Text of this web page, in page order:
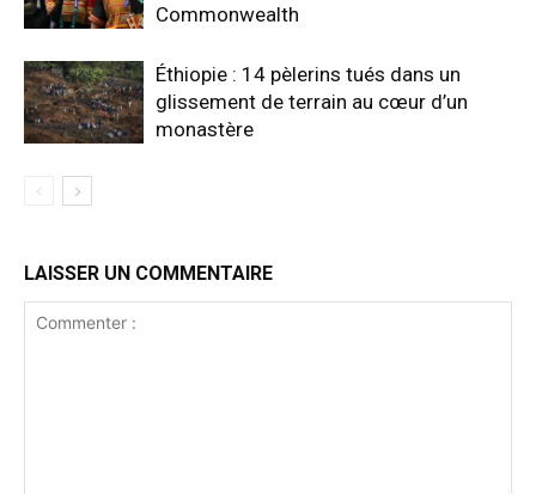
Commonwealth
Éthiopie : 14 pèlerins tués dans un
glissement de terrain au cœur d’un
monastère
LAISSER UN COMMENTAIRE